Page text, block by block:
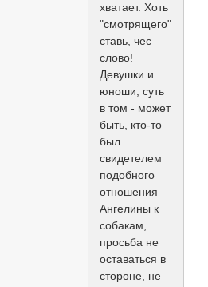
хватает. Хоть
"смотрящего"
ставь, чес
слово!
Девушки и
юноши, суть
в том - может
быть, кто-то
был
свидетелем
подобного
отношения
Ангелины к
собакам,
просьба не
оставаться в
стороне, не